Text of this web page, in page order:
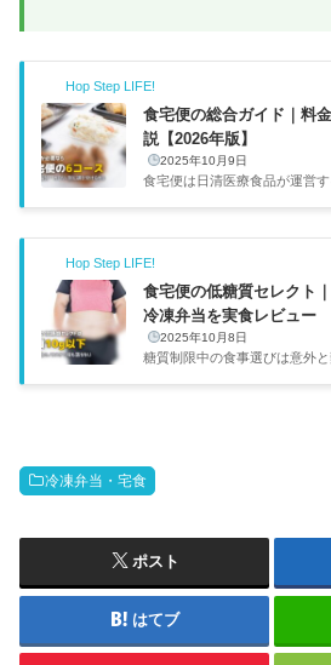
Hop Step LIFE!
食宅便の総合ガイド｜料
説【2026年版】
2025年10月9日
食宅便は日清医療食品が運営
が、制限食が必要な人には食
宅便を試したのは、noshを半
「他の冷凍弁当ってどうなん
みたのがきっかけだった。味
も多いので食事の満足感はか
日清医療食品（病院給食シェ
上1食5品（主菜1＋...
Hop Step LIFE!
食宅便の低糖質セレクト
冷凍弁当を実食レビュー
2025年10月8日
糖質制限中の食事選びは意外
たり糖質：10g以下カロリー：
糖質10g以下。追加料...
冷凍弁当・宅食
ポスト
はてブ